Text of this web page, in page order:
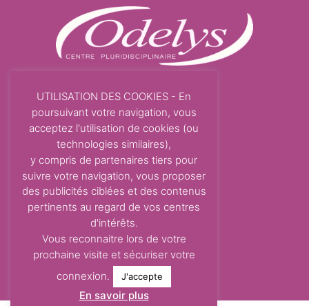
Mentions légales
Politique de confidentialité
Politique de cookies
Contact
COORDONNÉES
87 Avenue Dom Vayssette
Route de Brens
81600 Gaillac
contact@centre-odelys.fr
UTILISATION DES COOKIES - En
poursuivant votre navigation, vous
acceptez l'utilisation de cookies (ou
technologies similaires),
y compris de partenaires tiers pour
suivre votre navigation, vous proposer
des publicités ciblées et des contenus
pertinents au regard de vos centres
d'intérêts.
Vous reconnaitre lors de votre
prochaine visite et sécuriser votre
connexion.
J'accepte
En savoir plus